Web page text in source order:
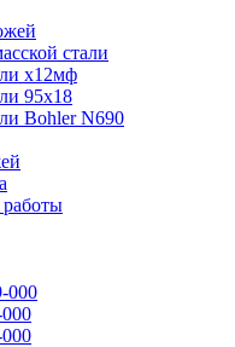
стали
х12мф
95х18
Bohler N690
000